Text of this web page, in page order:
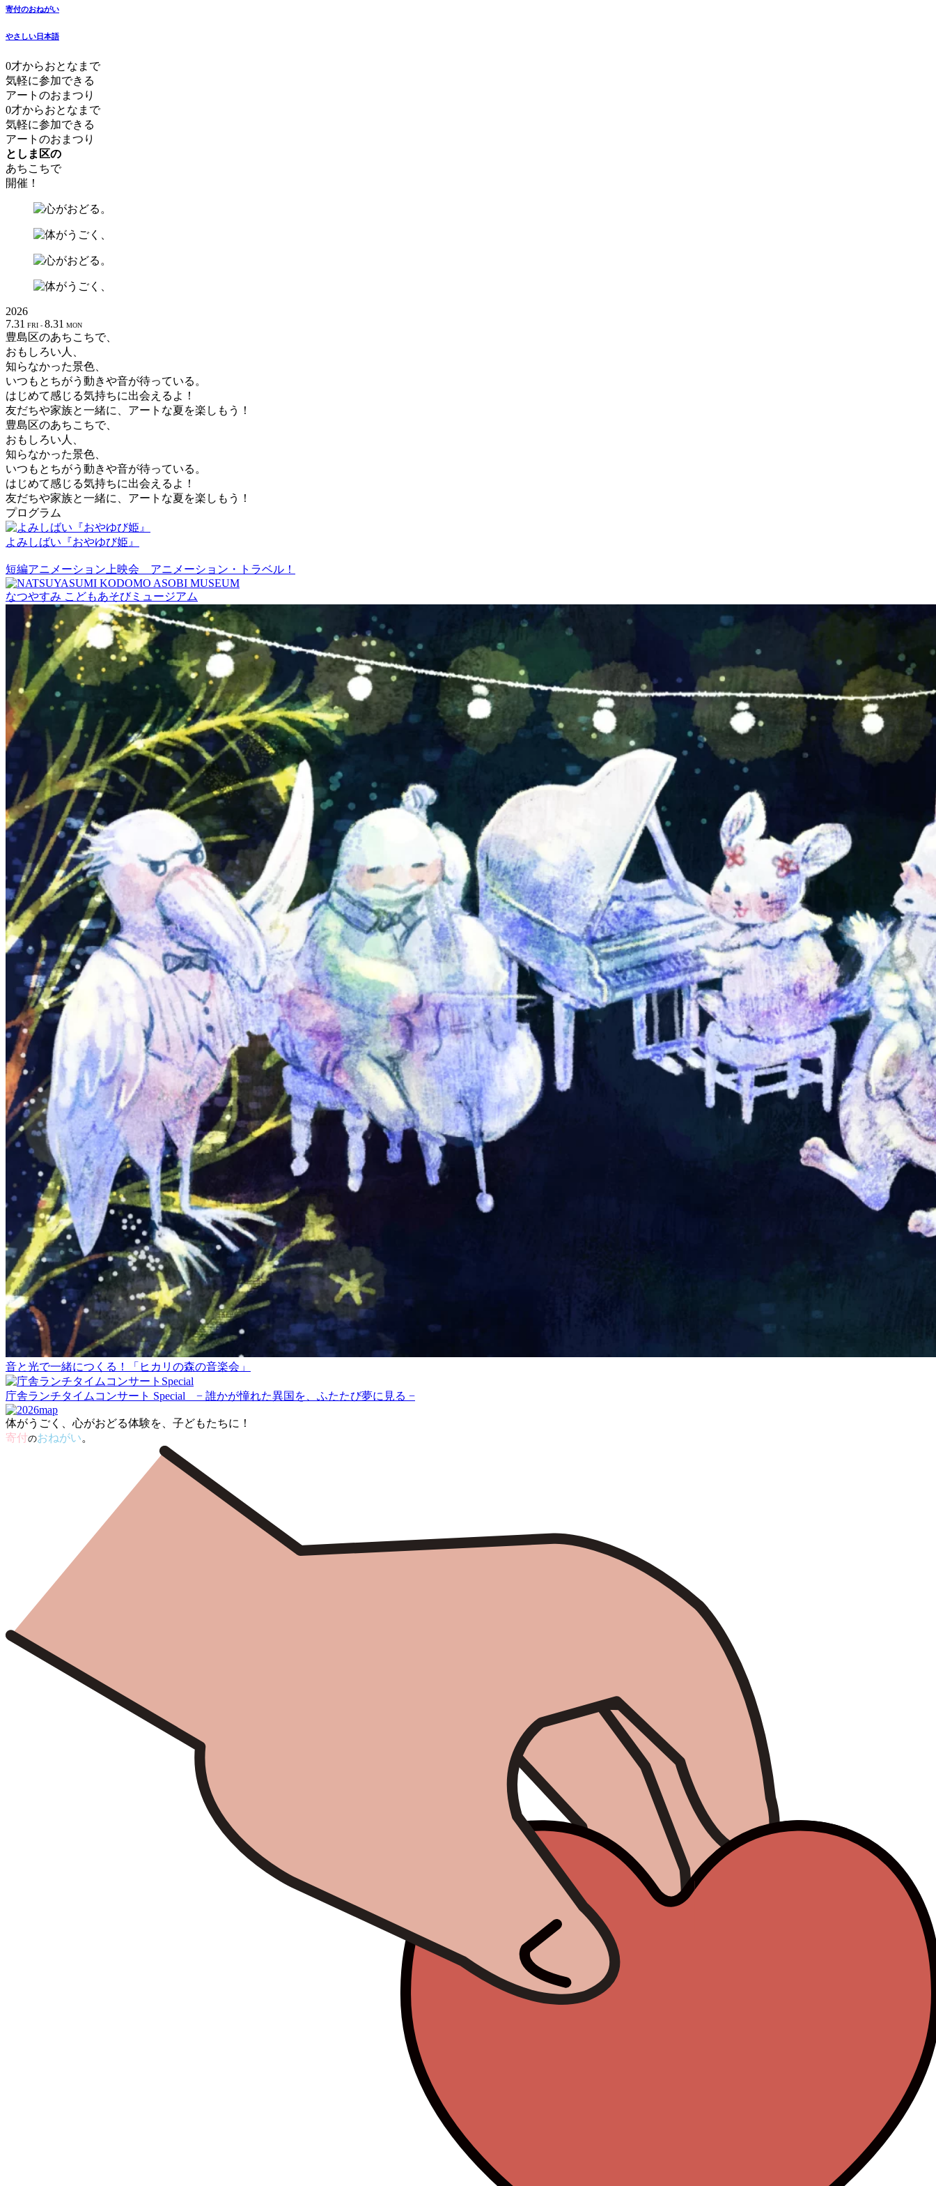
寄付のおねがい
やさしい日本語
0才からおとなまで
気軽に参加できる
アートのおまつり
0才からおとなまで
気軽に参加できる
アートのおまつり
としま区の
あちこちで
開催！
2026
7.31 FRI - 8.31 MON
豊島区のあちこちで、
おもしろい人、
知らなかった景色、
いつもとちがう動きや音が待っている。
はじめて感じる気持ちに出会えるよ！
友だちや家族と一緒に、アートな夏を楽しもう！
豊島区のあちこちで、
おもしろい人、
知らなかった景色、
いつもとちがう動きや音が待っている。
はじめて感じる気持ちに出会えるよ！
友だちや家族と一緒に、アートな夏を楽しもう！
プログラム
よみしばい『おやゆび姫』
短編アニメーション上映会 アニメーション・トラベル！
なつやすみ こどもあそびミュージアム
音と光で一緒につくる！「ヒカリの森の音楽会」
庁舎ランチタイムコンサート Special − 誰かが憧れた異国を、ふたたび夢に見る −
体がうごく、 心がおどる体験を
子どもたちに！
寄付のおねがい。